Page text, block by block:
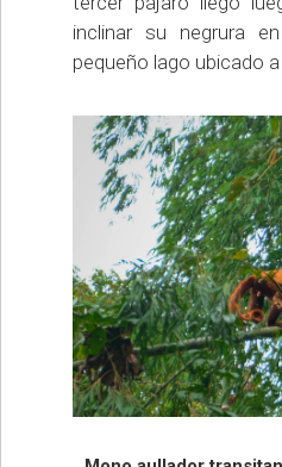
inclinar su negrura
pequeño lago ubicado